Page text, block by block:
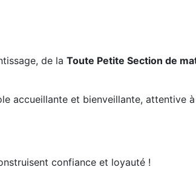
de la Toute Petite Section de
accueillante et bienveillante, attentive
confiance et loyauté !